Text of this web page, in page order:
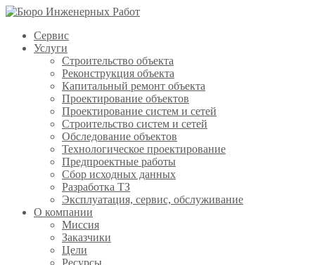
Сервис
Услуги
Строительство объекта
Реконструкция объекта
Капитальный ремонт объекта
Проектирование объектов
Проектирование систем и сетей
Строительство систем и сетей
Обследование объектов
Технологическое проектирование
Предпроектные работы
Сбор исходных данных
Разработка ТЗ
Эксплуатация, сервис, обслуживание
О компании
Миссия
Заказчики
Цели
Ресурсы